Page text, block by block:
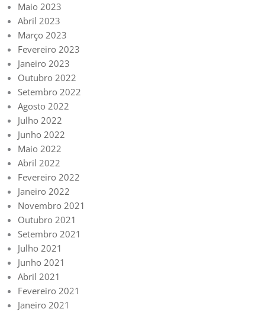
Maio 2023
Abril 2023
Março 2023
Fevereiro 2023
Janeiro 2023
Outubro 2022
Setembro 2022
Agosto 2022
Julho 2022
Junho 2022
Maio 2022
Abril 2022
Fevereiro 2022
Janeiro 2022
Novembro 2021
Outubro 2021
Setembro 2021
Julho 2021
Junho 2021
Abril 2021
Fevereiro 2021
Janeiro 2021